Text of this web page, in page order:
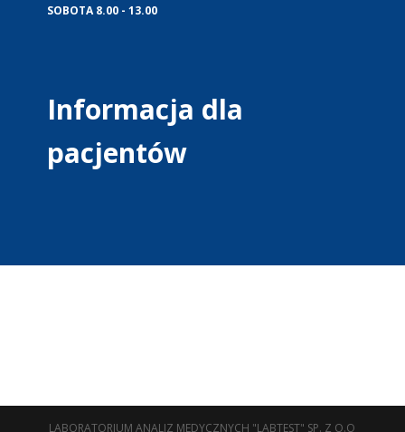
SOBOTA 8.00 - 13.00
Informacja dla
pacjentów
LABORATORIUM ANALIZ MEDYCZNYCH "LABTEST" SP. Z O.O